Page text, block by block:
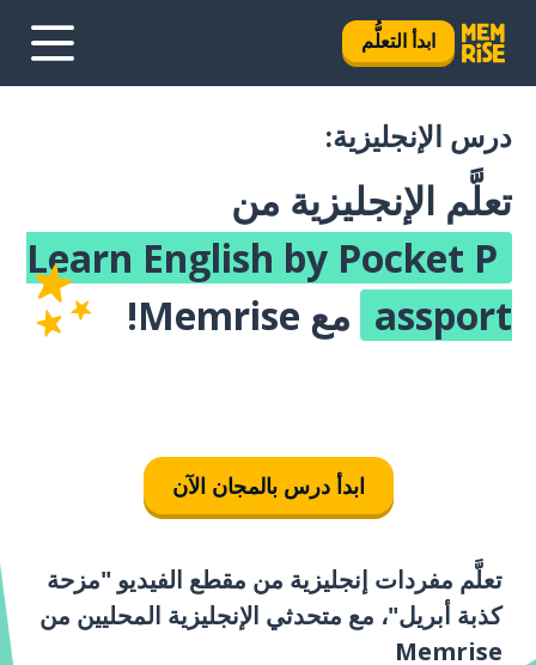
ابدأ التعلُّم
درس الإنجليزية:
تعلَّم الإنجليزية من
Learn English by Pocket P
assport مع Memrise!
ابدأ درس بالمجان الآن
تعلَّم مفردات إنجليزية من مقطع الفيديو "مزحة
كذبة أبريل"، مع متحدثي الإنجليزية المحليين من
Memrise